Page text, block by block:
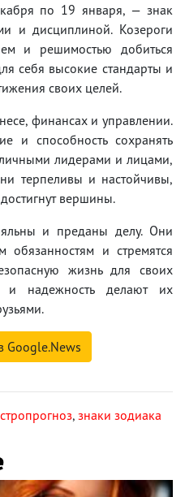
по 19 января, — знак
и дисциплиной. Козероги
и решимостью добиться
себя высокие стандарты и
своих целей.
финансах и управлении.
и способность сохранять
лидерами и лицами,
терпеливы и настойчивы,
вершины.
и преданы делу. Они
обязанностям и стремятся
жизнь для своих
и надежность делают их
Google.News
, знаки зодиака